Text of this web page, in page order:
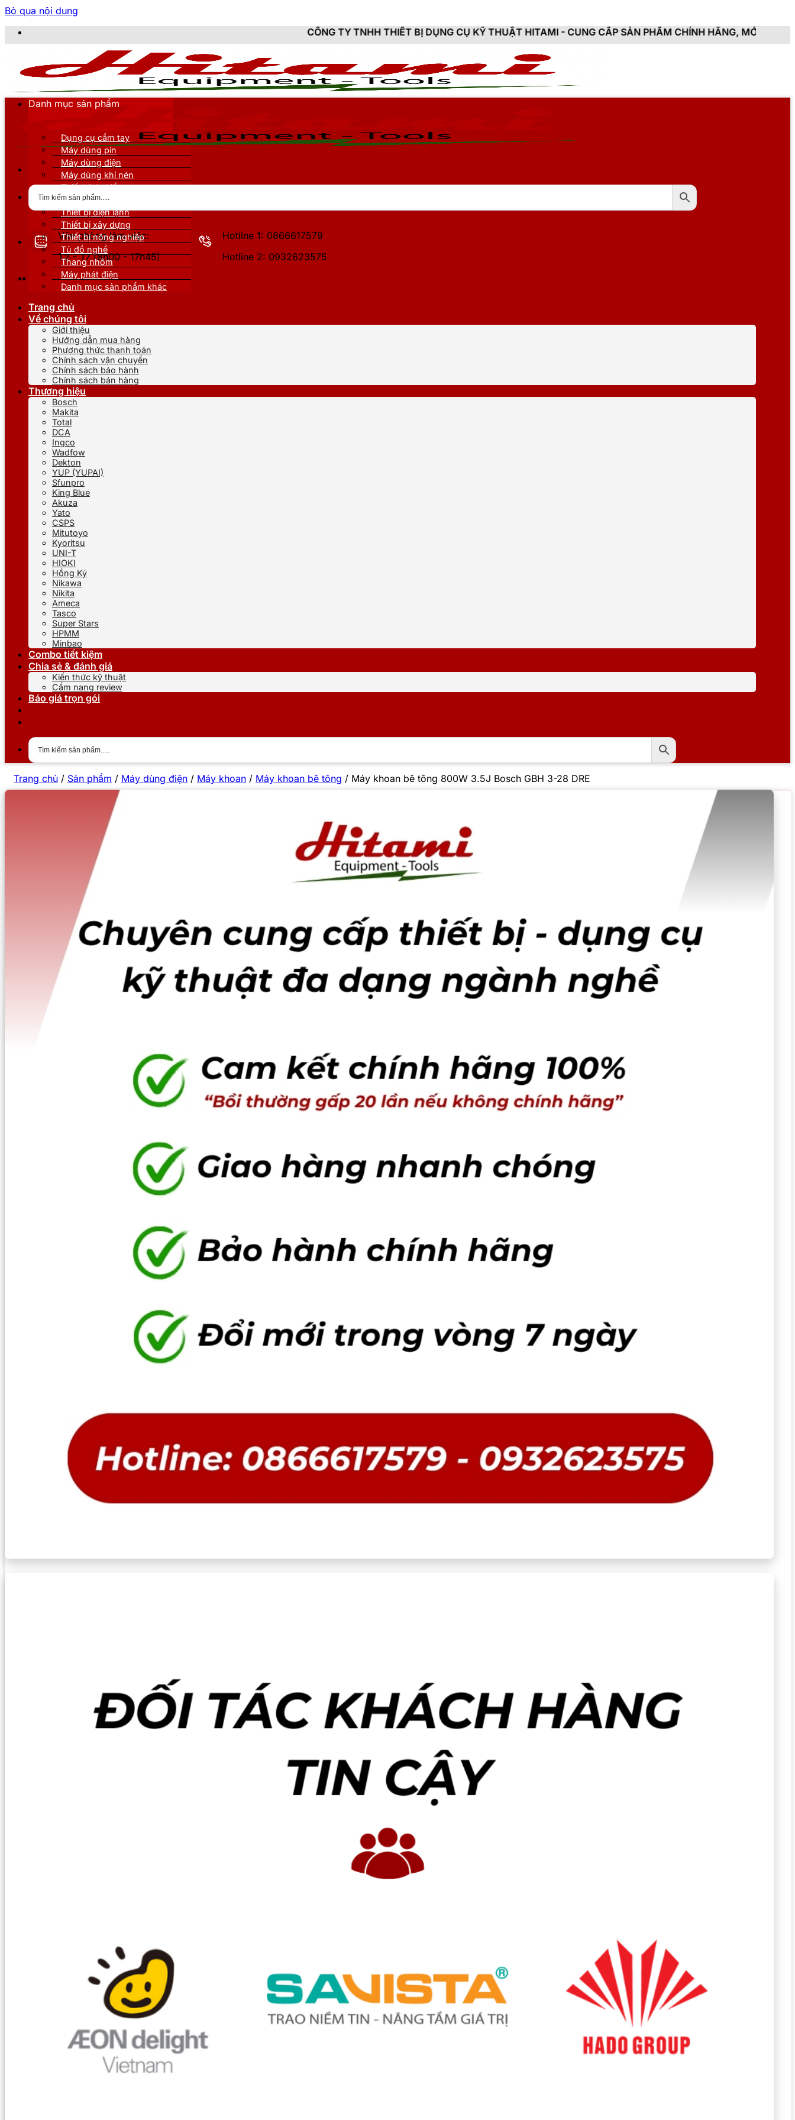
Bỏ qua nội dung
CÔNG TY TNHH THIẾT BỊ DỤNG CỤ KỸ THUẬT HITAMI - CUNG CẤP SẢN PHẨM CHÍNH HÃNG, MỚI 100%, ĐẦY ĐỦ
Văn phòng làm việc:
T2 - T7 (8h00 - 17h45)
Hotline 1: 0866617579
Hotline 2: 0932623575
Danh mục sản phẩm
Dụng cụ cầm tay
Máy dùng pin
Máy dùng điện
Máy dùng khí nén
Thiết bị đo kiểm
Thiết bị nâng đỡ
Thiết bị điện lạnh
Thiết bị xây dựng
Thiết bị nông nghiệp
Tủ đồ nghề
Thang nhôm
Máy phát điện
Danh mục sản phẩm khác
Trang chủ
Về chúng tôi
Giới thiệu
Hướng dẫn mua hàng
Phương thức thanh toán
Chính sách vận chuyển
Chính sách bảo hành
Chính sách bán hàng
Thương hiệu
Bosch
Makita
Total
DCA
Ingco
Wadfow
Dekton
YUP (YUPAI)
Sfunpro
King Blue
Akuza
Yato
CSPS
Mitutoyo
Kyoritsu
UNI-T
HIOKI
Hồng Ký
Nikawa
Nikita
Ameca
Tasco
Super Stars
HPMM
Minbao
Combo tiết kiệm
Chia sẻ & đánh giá
Kiến thức kỹ thuật
Cẩm nang review
Báo giá trọn gói
Trang chủ / Sản phẩm / Máy dùng điện / Máy khoan / Máy khoan bê tông / Máy khoan bê tông 800W 3.5J Bosch GBH 3-28 DRE